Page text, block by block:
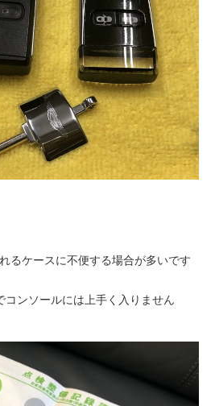
るケースに不便する場合が多いです
コンソールには上手く入りません